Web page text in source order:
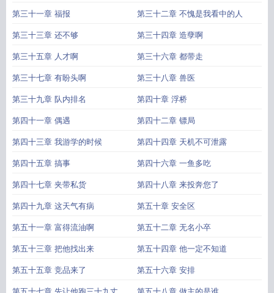
第三十一章 福报 第三十二章 不愧是我看中的人
第三十三章 还不够 第三十四章 造孽啊
第三十五章 人才啊 第三十六章 都带走
第三十七章 有盼头啊 第三十八章 兽医
第三十九章 队内排名 第四十章 浮桥
第四十一章 偶遇 第四十二章 镖局
第四十三章 我游学的时候 第四十四章 天机不可泄露
第四十五章 搞事 第四十六章 一鱼多吃
第四十七章 夹带私货 第四十八章 来投奔您了
第四十九章 这天气有病 第五十章 安全区
第五十一章 富得流油啊 第五十二章 无名小卒
第五十三章 把他找出来 第五十四章 他一定不知道
第五十五章 竞品来了 第五十六章 安排